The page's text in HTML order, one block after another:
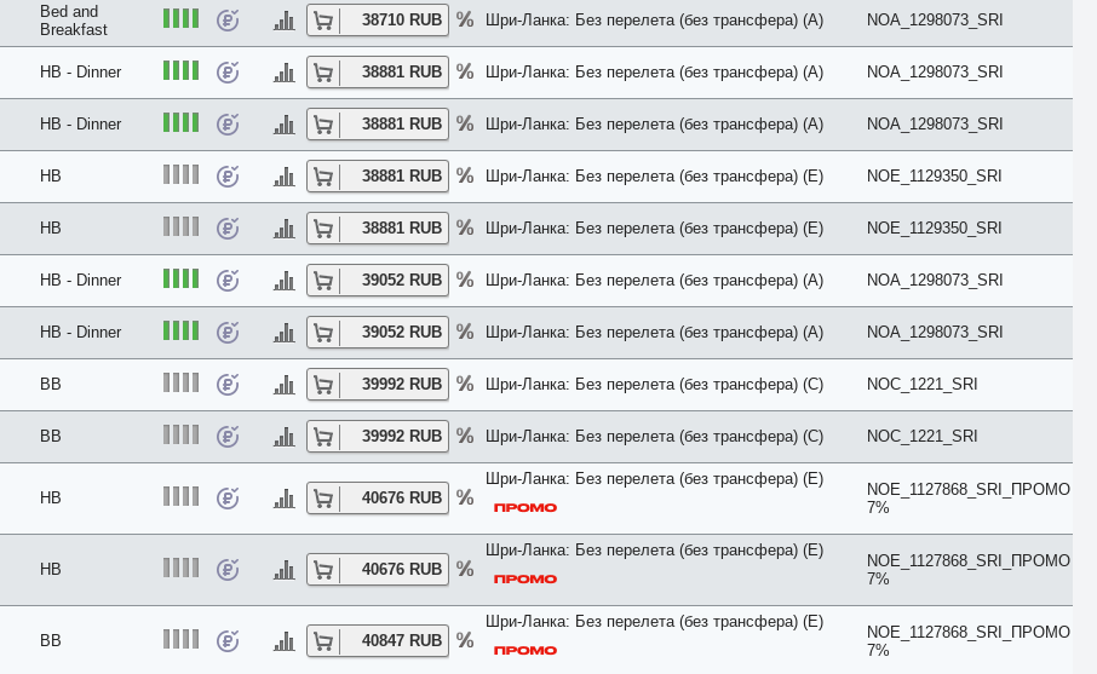
Pavillion
Penthouse
Pool
Premier
Presidential
Prestige
Private
Promo
Reserve
Residence
Retreat
River View
ROH
Rooftop
Royal
Sea
Small
SPA
Spa Bath
Standard
Studio
Sunset
Superior
Townhouse
Upper Floor
Bed and
Breakfast
38710 RUB Шри-Ланка: Без перелета (без трансфера) (A) NOA_1298073_SRI
HB - Dinner 38881 RUB Шри-Ланка: Без перелета (без трансфера) (A) NOA_1298073_SRI
HB - Dinner 38881 RUB Шри-Ланка: Без перелета (без трансфера) (A) NOA_1298073_SRI
HB 38881 RUB Шри-Ланка: Без перелета (без трансфера) (E) NOE_1129350_SRI
HB 38881 RUB Шри-Ланка: Без перелета (без трансфера) (E) NOE_1129350_SRI
HB - Dinner 39052 RUB Шри-Ланка: Без перелета (без трансфера) (A) NOA_1298073_SRI
HB - Dinner 39052 RUB Шри-Ланка: Без перелета (без трансфера) (A) NOA_1298073_SRI
BB 39992 RUB Шри-Ланка: Без перелета (без трансфера) (C) NOC_1221_SRI
BB 39992 RUB Шри-Ланка: Без перелета (без трансфера) (C) NOC_1221_SRI
HB 40676 RUB
Шри-Ланка: Без перелета (без трансфера) (E)
NOE_1127868_SRI_ПРОМО
7%
HB 40676 RUB
Шри-Ланка: Без перелета (без трансфера) (E)
NOE_1127868_SRI_ПРОМО
7%
BB 40847 RUB
Шри-Ланка: Без перелета (без трансфера) (E)
NOE_1127868_SRI_ПРОМО
7%